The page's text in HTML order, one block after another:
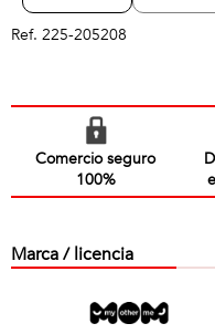
Ref. 225-205208
Comercio seguro
100%
Marca / licencia